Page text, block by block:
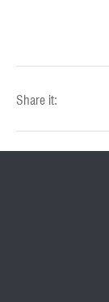
Share it: